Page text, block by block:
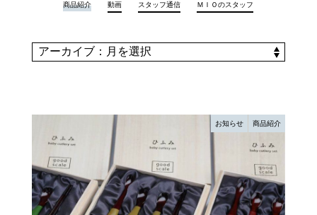
商品紹介 動画 スタッフ通信 ＭＩＯのスタッフ
お知らせ 商品紹介